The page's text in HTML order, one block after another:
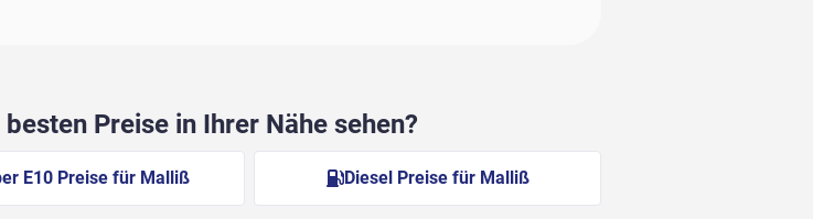
Preise in Ihrer Nähe sehen?
E10 Preise für Malliß Diesel Preise für Malliß